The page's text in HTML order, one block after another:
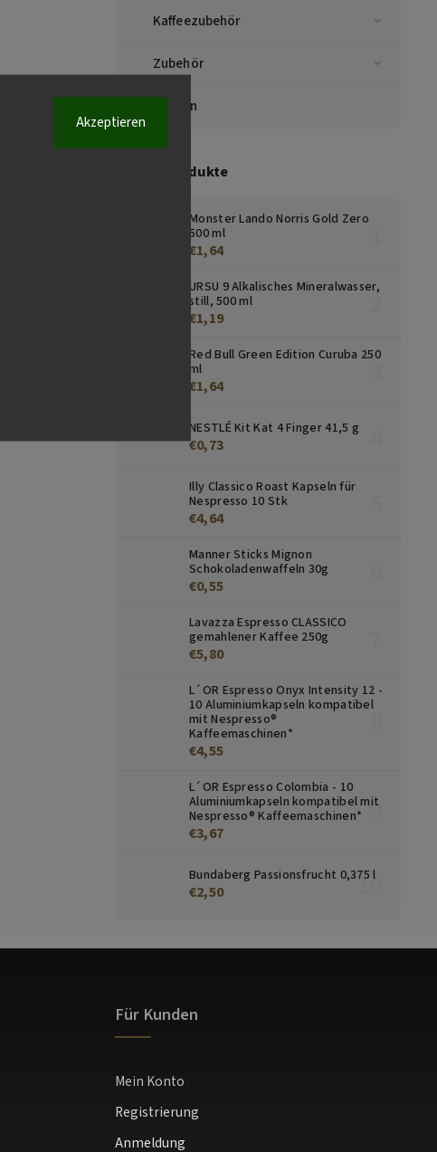
Akzeptieren
Kaffeezubehör
Zubehör
Marken
Top 10 Produkte
Monster Lando Norris Gold Zero
500 ml
€1,64
URSU 9 Alkalisches Mineralwasser,
still, 500 ml
€1,19
Red Bull Green Edition Curuba 250
ml
€1,64
NESTLÉ Kit Kat 4 Finger 41,5 g
€0,73
Illy Classico Roast Kapseln für
Nespresso 10 Stk
€4,64
Manner Sticks Mignon
Schokoladenwaffeln 30g
€0,55
Lavazza Espresso CLASSICO
gemahlener Kaffee 250g
€5,80
L´OR Espresso Onyx Intensity 12 -
10 Aluminiumkapseln kompatibel
mit Nespresso®
Kaffeemaschinen*
€4,55
L´OR Espresso Colombia - 10
Aluminiumkapseln kompatibel mit
Nespresso® Kaffeemaschinen*
€3,67
Bundaberg Passionsfrucht 0,375 l
€2,50
Für Kunden
Mein Konto
Registrierung
Anmeldung